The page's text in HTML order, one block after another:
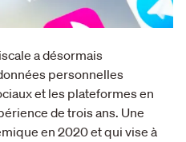
a désormais
personnelles
et les plateformes en
de trois ans. Une
en 2020 et qui vise à